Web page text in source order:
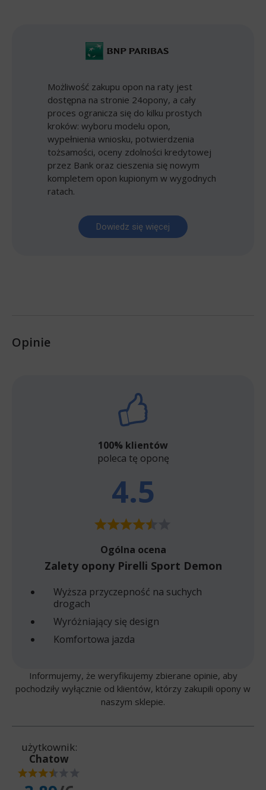
Możliwość zakupu opon na raty jest
dostępna na stronie 24opony, a cały
proces ogranicza się do kilku prostych
kroków: wyboru modelu opon,
wypełnienia wniosku, potwierdzenia
tożsamości, oceny zdolności kredytowej
przez Bank oraz cieszenia się nowym
kompletem opon kupionym w wygodnych
ratach.
Dowiedz się więcej
Opinie
100% klientów
poleca tę oponę
4.5
Ogólna ocena
Zalety opony Pirelli Sport Demon
Wyższa przyczepność na suchych
drogach
Wyróżniający się design
Komfortowa jazda
Informujemy, że weryfikujemy zbierane opinie, aby
pochodziły wyłącznie od klientów, którzy zakupili opony w
naszym sklepie.
użytkownik:
Chatow